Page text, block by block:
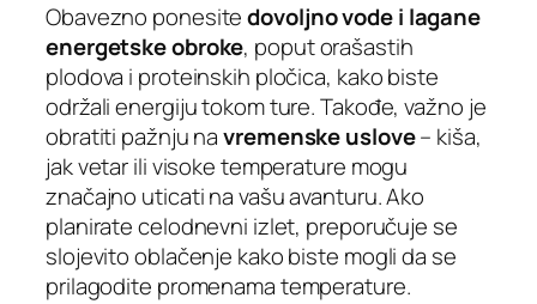
Obavezno ponesitedovoljno vode i lagane
energetske obroke, poput orašastih
plodova i proteinskih pločica, kako biste
održali energiju tokom ture. Takođe, važno je
obratiti pažnju navremenske uslove– kiša,
jak vetar ili visoke temperature mogu
značajno uticati na vašu avanturu. Ako
planirate celodnevni izlet, preporučuje se
slojevito oblačenje kako biste mogli da se
prilagodite promenama temperature.